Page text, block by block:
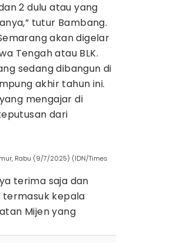
2 dulu atau yang
tutur Bambang.
akan digelar
Tengah atau BLK.
sedang dibangun di
akhir tahun ini.
mengajar di
dari
Rabu (9/7/2025) (IDN/Times
terima saja dan
kepala
Mijen yang